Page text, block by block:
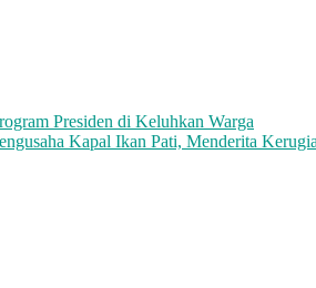
Presiden di Keluhkan Warga
Kapal Ikan Pati, Menderita